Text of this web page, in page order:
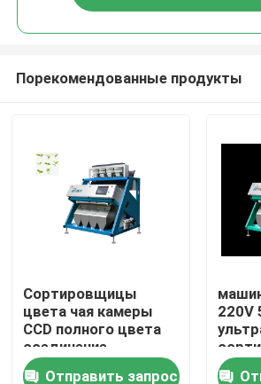
О Компании
Контакты
Порекомендованные продукты
Сортировщицы
цвета чая камеры
CCD полного цвета
соединение
оптически удаленное
Отправить запрос
220V